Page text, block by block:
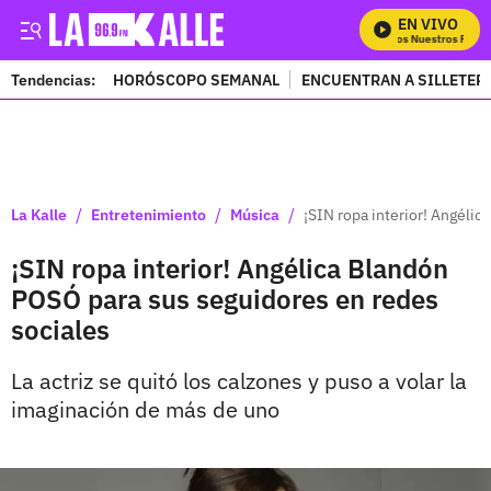
EN VIVO
Mira Todos Nuestros
Tendencias: HORÓSCOPO SEMANAL ENCUENTRAN A
La Kalle / Entretenimiento / Música / ¡SIN ropa interior!
¡SIN ropa interior! Angélica Blandón
POSÓ para sus seguidores en redes
sociales
La actriz se quitó los calzones y puso a volar la
imaginación de más de uno